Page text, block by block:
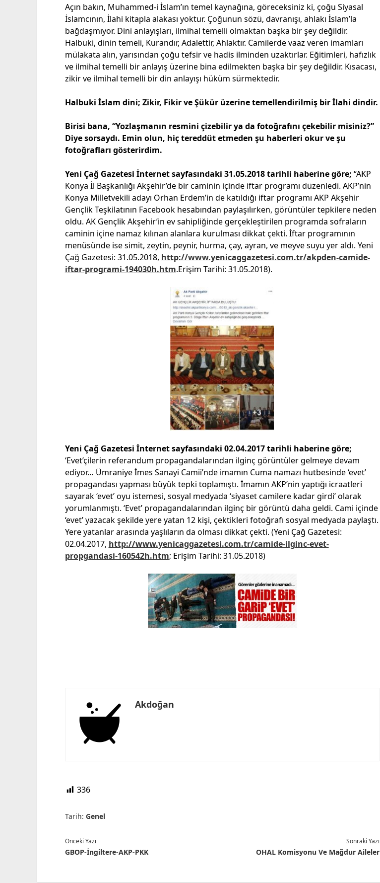
Açın bakın, Muhammed-i İslam’ın temel kaynağına, göreceksiniz ki, çoğu Siyasal
İslamcının, İlahi kitapla alakası yoktur. Çoğunun sözü, davranışı, ahlakı İslam’la
bağdaşmıyor. Dini anlayışları, ilmihal temelli olmaktan başka bir şey değildir.
Halbuki, dinin temeli, Kurandır, Adalettir, Ahlaktır. Camilerde vaaz veren imamları
mülakata alın, yarısından çoğu tefsir ve hadis ilminden uzaktırlar. Eğitimleri, hafızlık
ve ilmihal temelli bir anlayış üzerine bina edilmekten başka bir şey değildir. Kısacası,
zikir ve ilmihal temelli bir din anlayışı hüküm sürmektedir.
Halbuki İslam dini; Zikir, Fikir ve Şükür üzerine temellendirilmiş bir İlahi dindir.
Birisi bana, “Yozlaşmanın resmini çizebilir ya da fotoğrafını çekebilir misiniz?”
Diye sorsaydı. Emin olun, hiç tereddüt etmeden şu haberleri okur ve şu
fotoğrafları gösterirdim.
Yeni Çağ Gazetesi İnternet sayfasındaki 31.05.2018 tarihli haberine göre; “AKP
Konya İl Başkanlığı Akşehir’de bir caminin içinde iftar programı düzenledi. AKP’nin
Konya Milletvekili adayı Orhan Erdem’in de katıldığı iftar programı AKP Akşehir
Gençlik Teşkilatının Facebook hesabından paylaşılırken, görüntüler tepkilere neden
oldu. AK Gençlik Akşehir’in ev sahipliğinde gerçekleştirilen programda sofraların
caminin içine namaz kılınan alanlara kurulması dikkat çekti. İftar programının
menüsünde ise simit, zeytin, peynir, hurma, çay, ayran, ve meyve suyu yer aldı. Yeni
Çağ Gazetesi: 31.05.2018, http://www.yenicaggazetesi.com.tr/akpden-camide-
iftar-programi-194030h.htm.Erişim Tarihi: 31.05.2018).
Yeni Çağ Gazetesi İnternet sayfasındaki 02.04.2017 tarihli haberine göre;
‘Evet’çilerin referandum propagandalarından ilginç görüntüler gelmeye devam
ediyor… Ümraniye İmes Sanayi Camii’nde imamın Cuma namazı hutbesinde ‘evet’
propagandası yapması büyük tepki toplamıştı. İmamın AKP’nin yaptığı icraatleri
sayarak ‘evet’ oyu istemesi, sosyal medyada ‘siyaset camilere kadar girdi’ olarak
yorumlanmıştı. ‘Evet’ propagandalarından ilginç bir görüntü daha geldi. Cami içinde
‘evet’ yazacak şekilde yere yatan 12 kişi, çektikleri fotoğrafı sosyal medyada paylaştı.
Yere yatanlar arasında yaşlıların da olması dikkat çekti. (Yeni Çağ Gazetesi:
02.04.2017, http://www.yenicaggazetesi.com.tr/camide-ilginc-evet-
propgandasi-160542h.htm; Erişim Tarihi: 31.05.2018)
Akdoğan
336
Tarih: Genel
Önceki Yazı
GBOP-İngiltere-AKP-PKK
Sonraki Yazı
OHAL Komisyonu Ve Mağdur Aileler